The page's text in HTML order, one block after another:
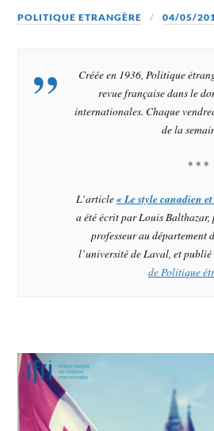
POLITIQUE ETRANGÈRE 04/05/
Créée en 1936, Politique
revue française dans le
internationales. Chaque
de la
* * *
L’article«Le style canadien
a été écrit par Louis
professeur au département
l’université de Laval, et publié
dePolitique